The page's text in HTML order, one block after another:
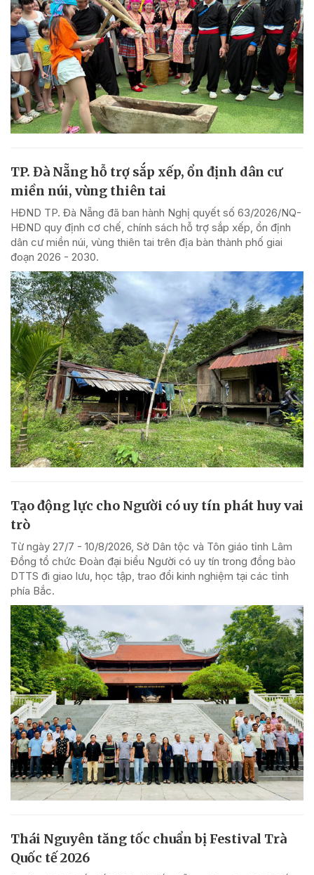
TP. Đà Nẵng hỗ trợ sắp xếp, ổn định dân cư
miền núi, vùng thiên tai
HĐND TP. Đà Nẵng đã ban hành Nghị quyết số 63/2026/NQ-
HĐND quy định cơ chế, chính sách hỗ trợ sắp xếp, ổn định
dân cư miền núi, vùng thiên tai trên địa bàn thành phố giai
đoạn 2026 - 2030.
Tạo động lực cho Người có uy tín phát huy vai
trò
Từ ngày 27/7 - 10/8/2026, Sở Dân tộc và Tôn giáo tỉnh Lâm
Đồng tổ chức Đoàn đại biểu Người có uy tín trong đồng bào
DTTS đi giao lưu, học tập, trao đổi kinh nghiệm tại các tỉnh
phía Bắc.
Thái Nguyên tăng tốc chuẩn bị Festival Trà
Quốc tế 2026